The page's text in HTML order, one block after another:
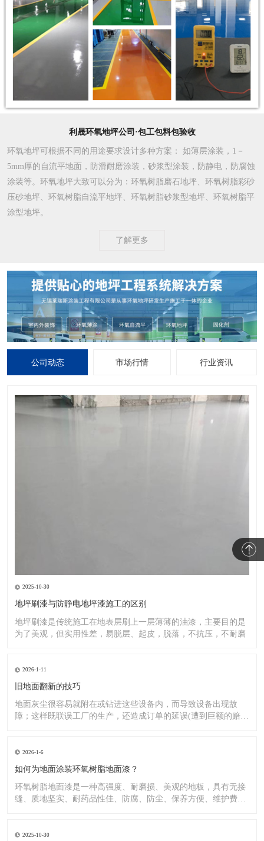
利晟环氧地坪公司·包工包料包验收
环氧地坪可根据不同的用途要求设计多种方案 ： 如薄层涂装，1－
5mm厚的自流平地面，防滑耐磨涂装，砂浆型涂装，防静电，防腐蚀
涂装等。环氧地坪大致可以分为：环氧树脂磨石地坪、环氧树脂彩砂
压砂地坪、环氧树脂自流平地坪、环氧树脂砂浆型地坪、环氧树脂平
涂型地坪。
了解更多
公司动态 市场行情 行业资讯
2025-10-30
地坪刷漆与防静电地坪漆施工的区别
地坪刷漆是传统施工在地表层刷上一层薄薄的油漆，主要目的是
为了美观，但实用性差，易脱层、起皮，脱落，不抗压，不耐磨
2026-1-11
旧地面翻新的技巧
地面灰尘很容易就附在或钻进这些设备内，而导致设备出现故
障；这样既联误工厂的生产，还造成订单的延误(遭到巨额的赔
2026-1-6
如何为地面涂装环氧树脂地面漆？
环氧树脂地面漆是一种高强度、耐磨损、美观的地板，具有无接
缝、质地坚实、耐药品性佳、防腐、防尘、保养方便、维护费用
2025-10-30